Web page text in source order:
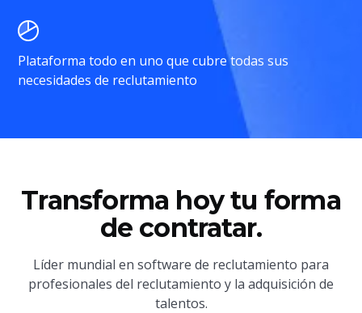
Plataforma todo en uno que cubre todas sus
necesidades de reclutamiento
Transforma hoy tu forma
de contratar.
Líder mundial en software de reclutamiento para
profesionales del reclutamiento y la adquisición de
talentos.